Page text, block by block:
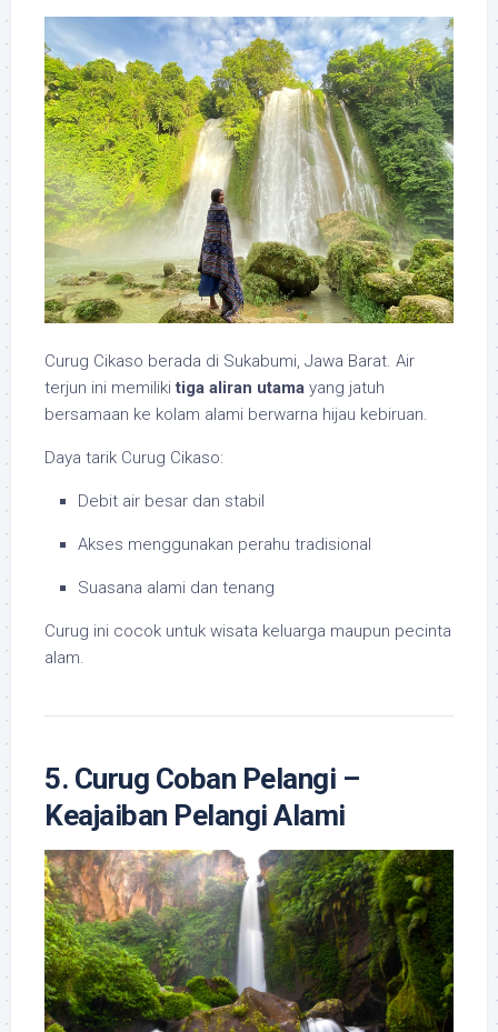
Curug Cikaso berada di Sukabumi, Jawa Barat. Air
terjun ini memilikitiga aliran utama yang jatuh
bersamaan ke kolam alami berwarna hijau kebiruan.
Daya tarik Curug Cikaso:
Debit air besar dan stabil
Akses menggunakan perahu tradisional
Suasana alami dan tenang
Curug ini cocok untuk wisata keluarga maupun pecinta
alam.
5. Curug Coban Pelangi –
Keajaiban Pelangi Alami